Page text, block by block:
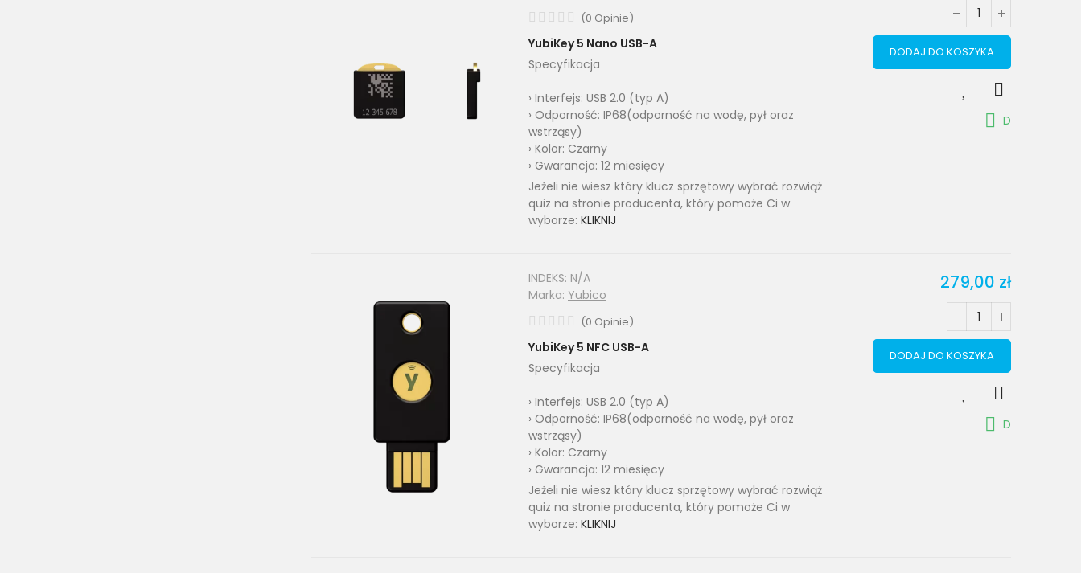
(0 Opinie)
YubiKey 5 Nano USB-A
Specyfikacja
› Interfejs: USB 2.0 (typ A)
› Odporność: IP68(odporność na wodę, pył oraz
wstrząsy)
› Kolor: Czarny
› Gwarancja: 12 miesięcy
Jeżeli nie wiesz który klucz sprzętowy wybrać rozwiąż
quiz na stronie producenta, który pomoże Ci w
wyborze: KLIKNIJ
DODAJ DO KOSZYKA
D
INDEKS: N/A
Marka: Yubico
(0 Opinie)
YubiKey 5 NFC USB-A
Specyfikacja
› Interfejs: USB 2.0 (typ A)
› Odporność: IP68(odporność na wodę, pył oraz
wstrząsy)
› Kolor: Czarny
› Gwarancja: 12 miesięcy
Jeżeli nie wiesz który klucz sprzętowy wybrać rozwiąż
quiz na stronie producenta, który pomoże Ci w
wyborze: KLIKNIJ
279,00 zł
DODAJ DO KOSZYKA
D